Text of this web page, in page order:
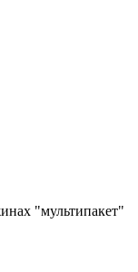
"мультипакет"